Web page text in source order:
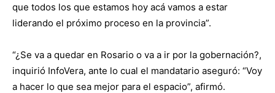
que todos los que estamos hoy acá vamos a estar
liderando el próximo proceso en la provincia”.
“¿Se va a quedar en Rosario o va a ir por la gobernación?,
inquirió InfoVera, ante lo cual el mandatario aseguró: “Voy
a hacer lo que sea mejor para el espacio”, afirmó.